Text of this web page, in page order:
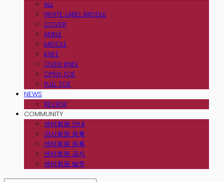
ALL
WHITE LABEL MIDDLE
COVER
ANKLE
MIDDLE
KNEE
OVER KNEE
OPEN TOE
FULL TOE
NEWS
REVIEW
COMMUNITY
센터회원 안내
강사회원 등록
센터회원 등록
센터회원 공지
센터회원 발주